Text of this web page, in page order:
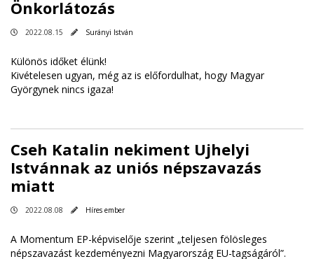
Önkorlátozás
2022.08.15 Surányi István
Különös időket élünk!
Kivételesen ugyan, még az is előfordulhat, hogy Magyar
Györgynek nincs igaza!
Cseh Katalin nekiment Ujhelyi
Istvánnak az uniós népszavazás
miatt
2022.08.08 Híres ember
A Momentum EP-képviselője szerint „teljesen fölösleges
népszavazást kezdeményezni Magyarország EU-tagságáról”.